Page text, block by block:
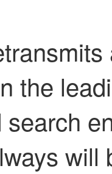
the
will